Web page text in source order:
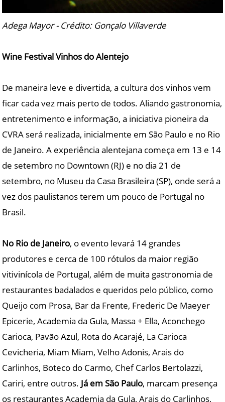
Adega Mayor - Crédito: Gonçalo Villaverde
Wine Festival Vinhos do Alentejo
De maneira leve e divertida, a cultura dos vinhos vem
ficar cada vez mais perto de todos. Aliando gastronomia,
entretenimento e informação, a iniciativa pioneira da
CVRA será realizada, inicialmente em São Paulo e no Rio
de Janeiro. A experiência alentejana começa em 13 e 14
de setembro no Downtown (RJ) e no dia 21 de
setembro, no Museu da Casa Brasileira (SP), onde será a
vez dos paulistanos terem um pouco de Portugal no
Brasil.
No Rio de Janeiro, o evento levará 14 grandes
produtores e cerca de 100 rótulos da maior região
vitivinícola de Portugal, além de muita gastronomia de
restaurantes badalados e queridos pelo público, como
Queijo com Prosa, Bar da Frente, Frederic De Maeyer
Epicerie, Academia da Gula, Massa + Ella, Aconchego
Carioca, Pavão Azul, Rota do Acarajé, La Carioca
Cevicheria, Miam Miam, Velho Adonis, Arais do
Carlinhos, Boteco do Carmo, Chef Carlos Bertolazzi,
Cariri, entre outros. Já em São Paulo, marcam presença
os restaurantes Academia da Gula, Arais do Carlinhos,